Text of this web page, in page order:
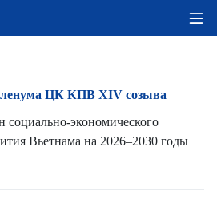
ЦК КПВ XIV созыва
социально-экономического
Вьетнама на 2026–2030 годы